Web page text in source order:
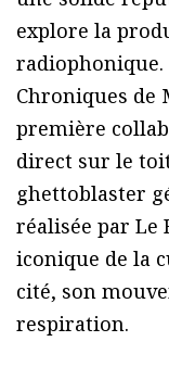
explore la
radiophonique.
Chroniques de
première
direct sur le
ghettoblaster
réalisée par Le
iconique de la
cité, son
respiration.